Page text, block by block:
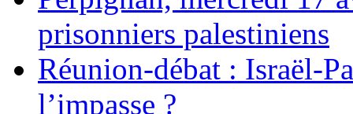
prisonniers palestiniens
Réunion-débat : Israël-
l’impasse ?